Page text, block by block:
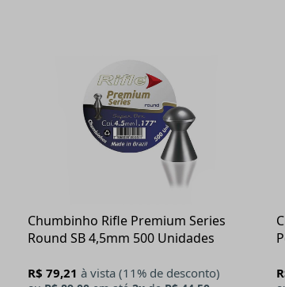
Chumbinho Rifle Premium Series
Round SB 4,5mm 500 Unidades
R$ 79,21 à vista (11% de desconto)